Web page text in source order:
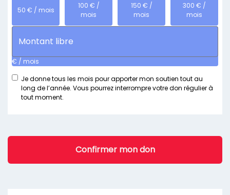
50 € / mois
100 € /
mois
150 € /
mois
300 € /
mois
€ / mois
Je donne tous les mois pour apporter mon soutien tout au
long de l’année. Vous pourrez interrompre votre don régulier à
tout moment.
Confirmer mon don